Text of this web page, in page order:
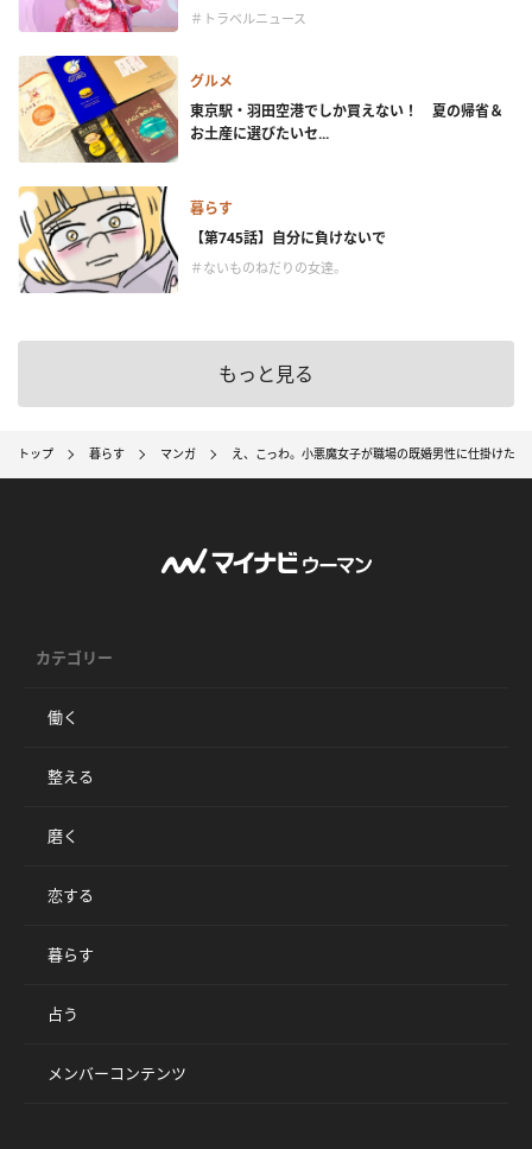
＃トラベルニュース
グルメ
東京駅・羽田空港でしか買えない！ 夏の帰省＆
お土産に選びたいセ...
暮らす
【第745話】自分に負けないで
＃ないものねだりの女達。
もっと見る
トップ 暮らす マンガ え、こっわ。小悪魔女子が職場の既婚男性に仕掛けた
カテゴリー
働く
整える
磨く
恋する
暮らす
占う
メンバーコンテンツ